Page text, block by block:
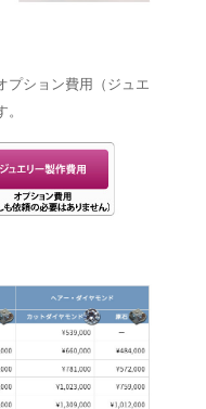
プション費用（ジュエ